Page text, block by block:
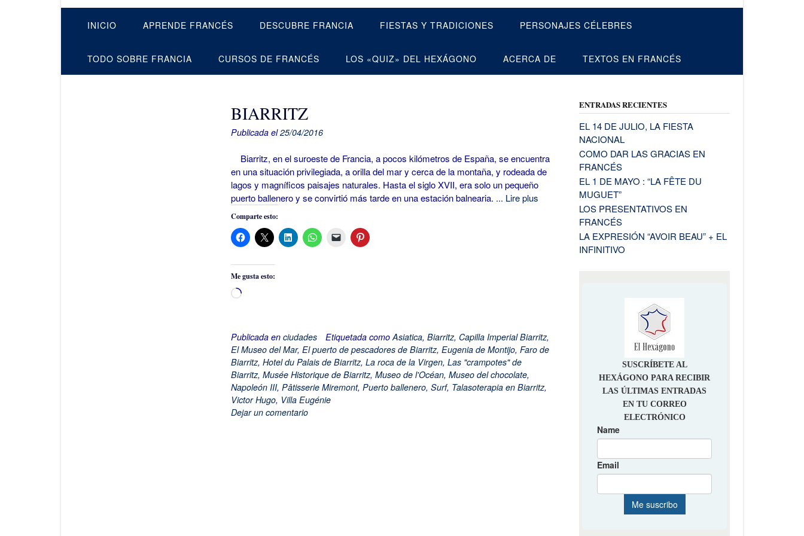
INICIO APRENDE FRANCÉS DESCUBRE FRANCIA FIESTAS Y TRADICIONES PERSONAJES CÉLEBRES
TODO SOBRE FRANCIA CURSOS DE FRANCÉS LOS «QUIZ» DEL HEXÁGONO ACERCA DE TEXTOS EN FRANCÉS
BIARRITZ
Publicada el25/04/2016
Biarritz, en el suroeste de Francia, a pocos kilómetros de España, se encuentra
en una situación privilegiada, a orilla del mar y cerca de la montaña, y rodeada de
lagos y magníficos paisajes naturales. Hasta el siglo XVII, era solo un pequeño
puerto ballenero y se convirtió más tarde en una estación balnearia. ... Lire plus
Comparte esto:
Me gusta esto:
Cargando...
Publicada en ciudades Etiquetada comoAsiatica, Biarritz, Capilla Imperial Biarritz,
El Museo del Mar, El puerto de pescadores de Biarritz, Eugenia de Montijo, Faro de
Biarritz, Hotel du Palais de Biarritz, La roca de la Virgen, Las "crampotes" de
Biarritz, Musée Historique de Biarritz, Museo de l'Océan, Museo del chocolate,
Napoleón III, Pâtisserie Miremont, Puerto ballenero, Surf, Talasoterapia en Biarritz,
Victor Hugo, Villa Eugénie
Dejar un comentario
ENTRADAS RECIENTES
EL 14 DE JULIO, LA FIESTA
NACIONAL
COMO DAR LAS GRACIAS EN
FRANCÉS
EL 1 DE MAYO : “LA FÊTE DU
MUGUET”
LOS PRESENTATIVOS EN
FRANCÉS
LA EXPRESIÓN “AVOIR BEAU” + EL
INFINITIVO